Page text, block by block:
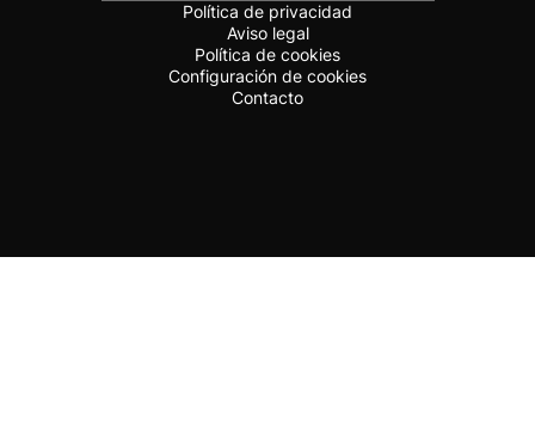
Política de privacidad
Aviso legal
Política de cookies
Configuración de cookies
Contacto